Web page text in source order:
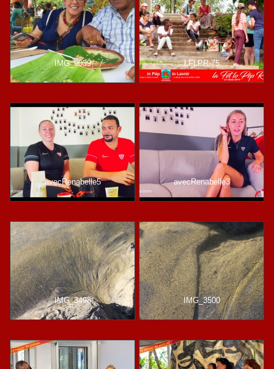
IMG_9039 LFLPR-75
avecRenabelle5 avecRenabelle3
IMG_3498 IMG_3500